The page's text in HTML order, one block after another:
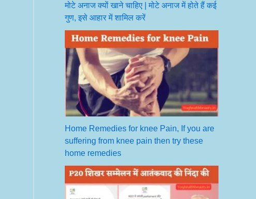
मोटे अनाज क्यों खाने चाहिए | मोटे अनाज में होते हैं कई
गुण, इसे आहार में शामिल करें
Home Remedies for knee Pain, If you are
suffering from knee pain then try these
home remedies